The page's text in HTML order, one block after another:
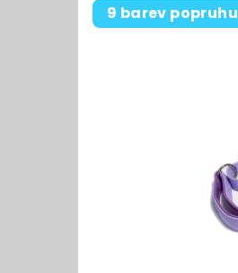
9 barev popruhu